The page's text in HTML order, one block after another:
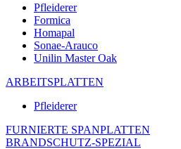
Pfleiderer
Formica
Homapal
Sonae-Arauco
Unilin Master Oak
ARBEITSPLATTEN
Pfleiderer
FURNIERTE SPANPLATTEN
BRANDSCHUTZ-SPEZIAL